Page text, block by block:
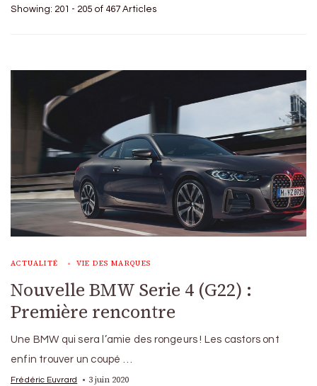
Showing: 201 - 205 of 467 Articles
ACTUALITÉ VIE DES MARQUES
Nouvelle BMW Serie 4 (G22) :
Première rencontre
Une BMW qui sera l’amie des rongeurs ! Les castors ont
enfin trouver un coupé …
Frédéric Euvrard 3 juin 2020